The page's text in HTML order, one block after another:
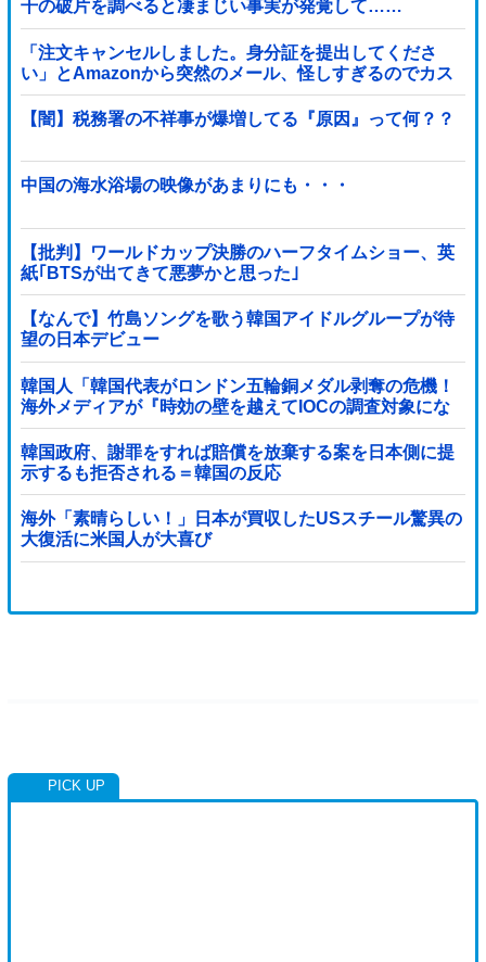
干の破片を調べると凄まじい事実が発覚して……
「注文キャンセルしました。身分証を提出してくださ
い」とAmazonから突然のメール、怪しすぎるのでカス
タマーに確認したら……
【闇】税務署の不祥事が爆増してる『原因』って何？？
中国の海水浴場の映像があまりにも・・・
【批判】ワールドカップ決勝のハーフタイムショー、英
紙｢BTSが出てきて悪夢かと思った｣
【なんで】竹島ソングを歌う韓国アイドルグループが待
望の日本デビュー
韓国人「韓国代表がロンドン五輪銅メダル剥奪の危機！
海外メディアが『時効の壁を越えてIOCの調査対象にな
り得る』と報道！」
韓国政府、謝罪をすれば賠償を放棄する案を日本側に提
示するも拒否される＝韓国の反応
海外「素晴らしい！」日本が買収したUSスチール驚異の
大復活に米国人が大喜び